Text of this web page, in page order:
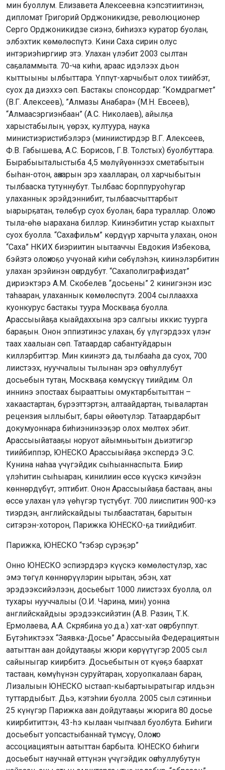
мин буоллум. Елизавета Алексеевна кэпсэтиитинэн,
дипломат Григорий Орджоникидзе, революционер
Серго Орджоникидзе сиэнэ, биһиэхэ куратор буолан,
элбэхтик көмөлөспүтэ. Кини Саха сирин олус
интэриэһиргиир этэ. Улахан үлэбит 2003 сылтан
саҕаламмыта. 70-ча киһи, араас идэлээх дьон
кыттыыны ылбыттара. Үппүт-харчыбыт олох тиийбэт,
суох да диэххэ сөп. Бастакы спонсордар: “Комдрагмет”
(В.Г. Алексеев), ”Алмазы Анабара» (М.Н. Евсеев),
“Алмаасэргиэнбаан” (А.С. Николаев), айылҕа
харыстабылын, үөрэх, култуура, наука
министиэристибэлэрэ (миниистирдэр В.Г. Алексеев,
Ф.В. Габышева, А.С. Борисов, Г.В. Толстых) буолбуттара.
Бырабыыталыстыба 4,5 мөлүйүөннээх сметабытын
быһан-отон, аҥаарын эрэ хаалларан, ол харчыбытын
тылбааска тутуннубут. Тылбаас борппуруоһугар
улаханнык эрэйдэннибит, тылбаасчыттарбыт
ыарырҕатан, төлөбүр суох буолан, бара тураллар. Олоҥхо
тыла-өһө ыарахана биллэр. Киинэбитин устар кыахпыт
суох буолла. “Сахафильм” көрдүүр харчыта улахан, онон
“Саха” НКИХ биэриитин ыытааччы Евдокия Избекова,
бэйэтэ олоҥхоҕо учуонай киһи сөбүлэһэн, киинэлэрбитин
улахан эрэйинэн оҥордубут. “Сахаполиграфиздат”
дириэктэрэ А.М. Скобелев “досьены” 2 кинигэнэн иэс
таһааран, улаханнык көмөлөспүтэ. 2004 сыллаахха
куонкурус бастакы туура Москваҕа буолла.
Арассыыйаҕа кыайдаххына эрэ салгыы иккис туурга
бараҕын. Онон эппиэтинэс улахан, бу үлүгэрдээх үлэҥ
таах хаалыан сөп. Татаардар сабантуйдарын
киллэрбиттэр. Мин киинэтэ да, тылбааһа да суох, 700
лиистээх, нууччалыы тылынан эрэ оҥоһуллубут
досьебын тутан, Москваҕа көмүскүү тиийдим. Ол
иннинэ эпостаах бырааттыы омуктарбытыттан –
хакаастартан, бүрээттэртэн, алтаайдартан, тывалартан
рецензия ыллыбыт, бары өйөөтүлэр. Татаардарбыт
докумуоннара биһиэнинээҕэр олох мөлтөх эбит.
Арассыыйатааҕы норуот айымньытын дьиэтигэр
тиийбиппэр, ЮНЕСКО Арассыыйаҕа экспердэ Э.С.
Кунина наһаа үчүгэйдик сыһыаннаспыта. Биир
үлэһитин сыһыаран, кинилиин өссө күүскэ кичэйэн
көннөрдүбүт, эптибит. Онон Арассыыйаҕа бастаан, аны
өссө улахан үлэ үөһүгэр түстүбүт. 700 лииспитин 900-кэ
тиэрдэн, английскайдыы тылбаастатан, барытын
ситэрэн-хоторон, Парижка ЮНЕСКО-ҕа тиийдибит.
Парижка, ЮНЕСКО “тэбэр сүрэҕэр”
Онно ЮНЕСКО эспиэрдэрэ күүскэ көмөлөстүлэр, хас
эмэ төгүл көннөрүүлэрин ырытан, эбэн, хат
эрэдээксийэлээн, досьебыт 1000 лиистээх буолла, ол
тухары нууччалыы (О.И. Чарина, мин) уонна
английскайдыы эрэдээксийэтин (А.В. Разин, Т.К.
Ермолаева, А.А. Скрябина уо.д.а.) хат-хат оҥорбуппут.
Бүтэһиктээх “Заявка-Досье” Арассыыйа Федерациятын
аатыттан аан дойдутааҕы жюри көрүүтүгэр 2005 сыл
сайыныгар киирбитэ. Досьебытын от күөҕэ баархат
тастаан, көмүһүнэн суруйтаран, хоруопкалаан баран,
Лизалыын ЮНЕСКО ыстаап-кыбартыыратыгар илдьэн
туттардыбыт. Дьэ, кэтэһии буолла. 2005 сыл сэтинньи
25 күнүгэр Парижка аан дойдутааҕы жюрига 80 досье
киирбититтэн, 43-һэ кылаан чыпчаал буолбута. Биһиги
досьебыт уопсастыбаннай түмсүү, Олоҥхо
ассоциациятын аатыттан барбыта. ЮНЕСКО биһиги
досьебыт научнай өттүнэн үчүгэйдик оҥоһуллубутун